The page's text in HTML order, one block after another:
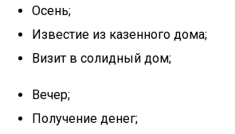
Осень;
Известие из казенного дома;
Визит в солидный дом;
Вечер;
Получение денег;